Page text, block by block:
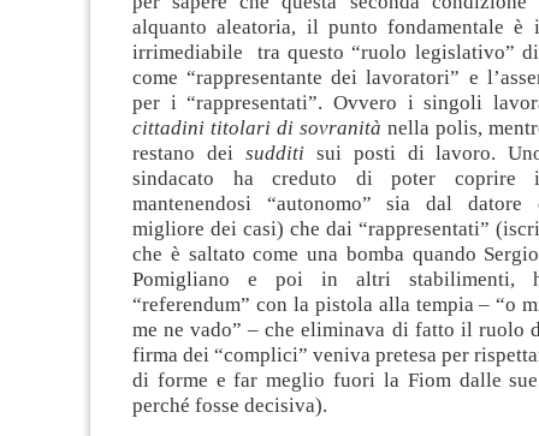
alquanto aleatoria, il punto fondamentale è
irrimediabile tra questo “ruolo legislativo”
come “rappresentante dei lavoratori” e
per i “rappresentati”. Ovvero i singoli
cittadini titolari di sovranità nella polis,
restano dei sudditi sui posti di lavoro.
sindacato ha creduto di poter coprire
mantenendosi “autonomo” sia dal
migliore dei casi) che dai “rappresentati”
che è saltato come una bomba quando
Pomigliano e poi in altri stabilimenti,
“referendum” con la pistola alla tempia – “o
me ne vado” – che eliminava di fatto il ruolo
firma dei “complici” veniva pretesa per
di forme e far meglio fuori la Fiom dalle
perché fosse decisiva).